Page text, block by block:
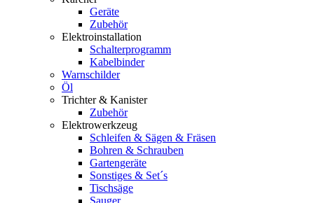
Geräte
Zubehör
Elektroinstallation
Schalterprogramm
Kabelbinder
Warnschilder
Öl
Trichter & Kanister
Zubehör
Elektrowerkzeug
Schleifen & Sägen & Fräsen
Bohren & Schrauben
Gartengeräte
Sonstiges & Set´s
Tischsäge
Sauger